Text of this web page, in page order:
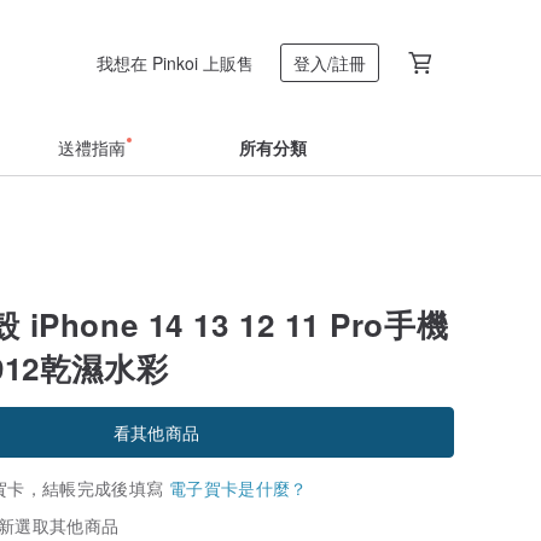
我想在 Pinkoi 上販售 登入/註冊
送禮指南 所有分類
iPhone 14 13 12 11 Pro手機
乾濕水彩
看其他商品
，結帳完成後填寫 電子賀卡是什麼？
選取其他商品